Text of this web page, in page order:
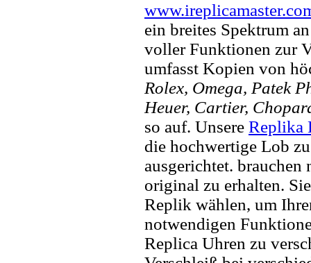
ein breites Spektrum
voller Funktionen zur
umfasst Kopien von
Rolex, Omega, Patek
Heuer, Cartier,
so auf. Unsere Replika
die hochwertige Lob
ausgerichtet. brauchen
original zu erhalten.
Replik wählen, um
notwendigen
Replica Uhren zu